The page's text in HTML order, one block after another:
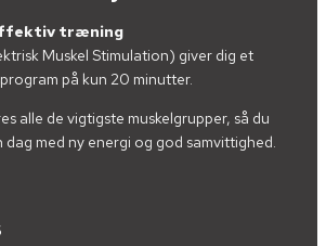
træning
Muskel Stimulation) giver dig et
på kun 20 minutter.
alle de vigtigste muskelgrupper, så du
dag med ny energi og god samvittighed.